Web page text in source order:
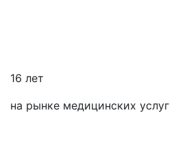
16 лет
на рынке медицинских услуг